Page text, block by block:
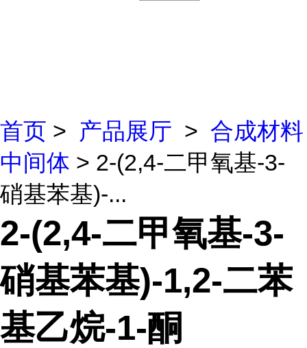
首页 > 产品展厅 > 合成材料
中间体 > 2-(2,4-二甲氧基-3-
硝基苯基)-...
2-(2,4-二甲氧基-3-
硝基苯基)-1,2-二苯
基乙烷-1-酮